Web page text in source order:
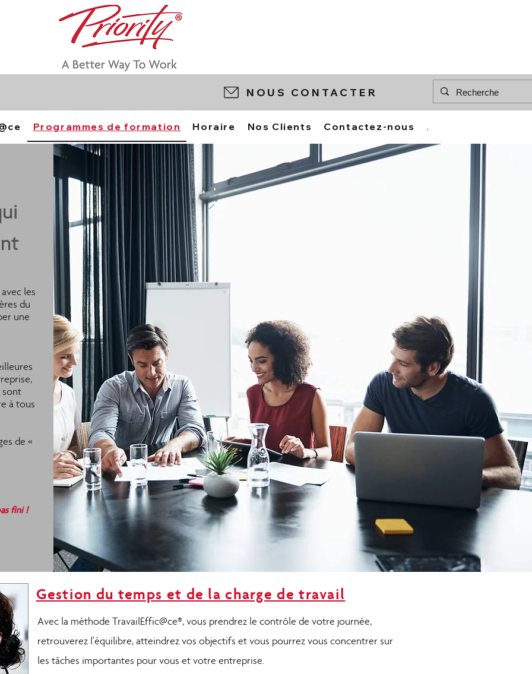
NOUS CONTACTER
Programmes de formation Horaire Nos Clients Contactez-nous À propos de nous
les
du
une
sont
à tous
de «
fini !
de formation de Priority Management
Gestion du temps et de la charge de travail
Avec la méthode TravailEffic@ce®, vous prendrez le contrôle de votre journée,
retrouverez l’équilibre, atteindrez vos objectifs et vous pourrez vous concentrer sur
les tâches importantes pour vous et votre entreprise.